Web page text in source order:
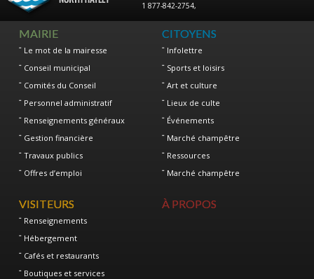
1 877-842-2754,
MAIRIE
Le mot de la mairesse
Conseil municipal
Comités du Conseil
Personnel administratif
Renseignements généraux
Gestion financière
Travaux publics
Offres d’emploi
CITOYENS
Infolettre
Sports et loisirs
Art et culture
Lieux de culte
Événements
Marché champêtre
Ressources
Marché champêtre
VISITEURS
Renseignements
Hébergement
Cafés et restaurants
Boutiques et services
À PROPOS